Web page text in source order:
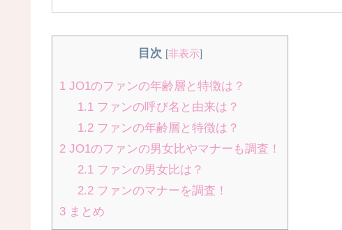
目次 [非表示]
1 JO1のファンの年齢層と特徴は？
1.1 ファンの呼び名と由来は？
1.2ファンの年齢層と特徴は？
2 JO1のファンの男女比やマナーも調査！
2.1 ファンの男女比は？
2.2ファンのマナーを調査！
3 まとめ